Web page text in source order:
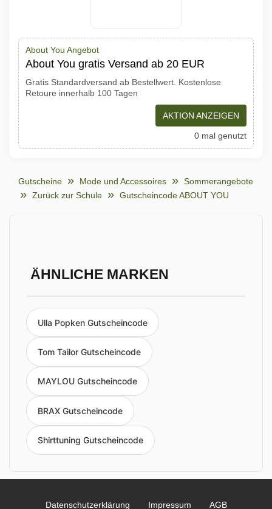
About You Angebot
About You gratis Versand ab 20 EUR
Gratis Standardversand ab Bestellwert. Kostenlose
Retoure innerhalb 100 Tagen
AKTION ANZEIGEN
0 mal genutzt
Gutscheine Mode und Accessoires
Sommerangebote
Zurück zur Schule
Gutscheincode ABOUT YOU
ÄHNLICHE MARKEN
Ulla Popken Gutscheincode
Tom Tailor Gutscheincode
MAYLOU Gutscheincode
BRAX Gutscheincode
Shirttuning Gutscheincode
Datenschutzerklärung Impressum AGB